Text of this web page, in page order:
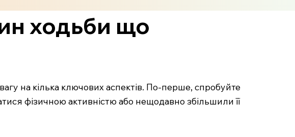
ходьби що
на кілька ключових аспектів. По-перше, спробуйте
фізичною активністю або нещодавно збільшили її